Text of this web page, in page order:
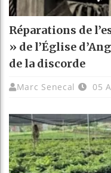
Réparations de
» de l’Église
de la discorde
Marc Senecal 05